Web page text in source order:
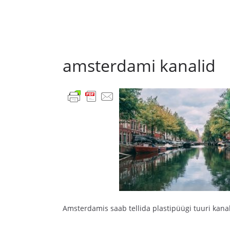
amsterdami kanalid
Amsterdamis saab tellida plastipüügi tuuri